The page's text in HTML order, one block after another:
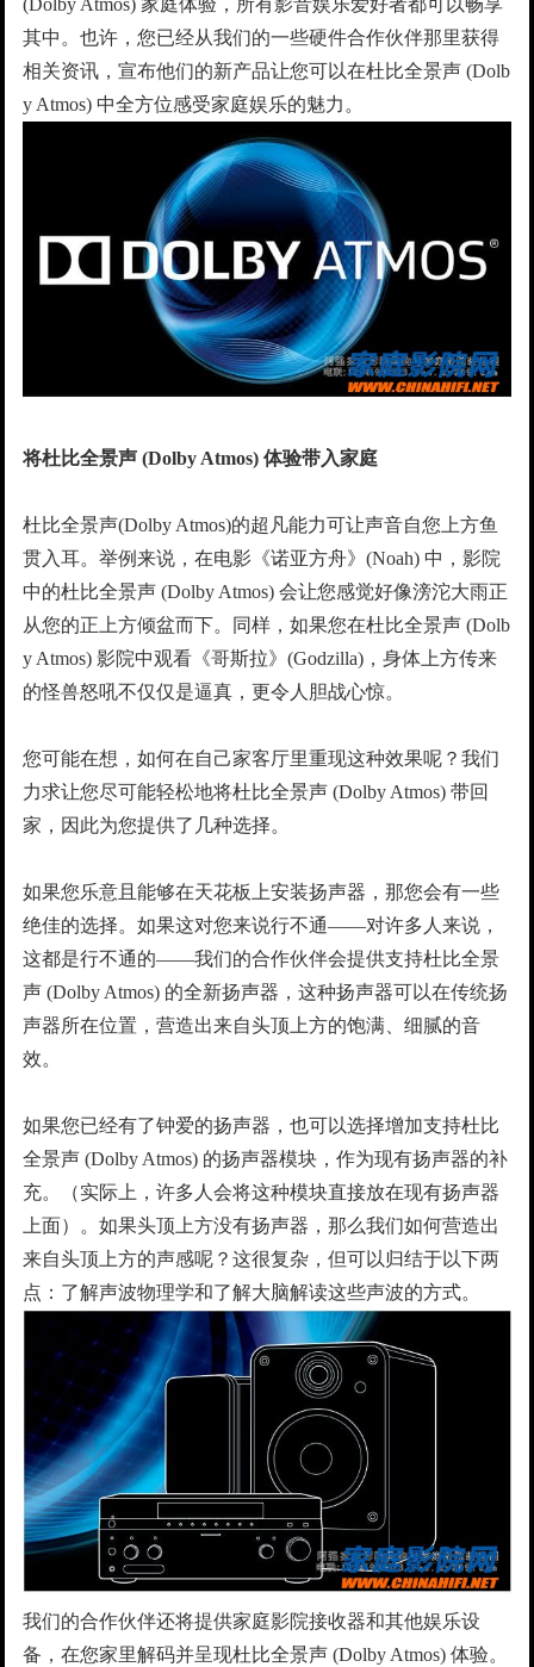
(Dolby Atmos) 家庭体验，所有影音娱乐爱好者都可以畅享
其中。也许，您已经从我们的一些硬件合作伙伴那里获得
相关资讯，宣布他们的新产品让您可以在杜比全景声 (Dolb
y Atmos) 中全方位感受家庭娱乐的魅力。
将杜比全景声 (Dolby Atmos) 体验带入家庭
杜比全景声(Dolby Atmos)的超凡能力可让声音自您上方鱼
贯入耳。举例来说，在电影《诺亚方舟》(Noah) 中，影院
中的杜比全景声 (Dolby Atmos) 会让您感觉好像滂沱大雨正
从您的正上方倾盆而下。同样，如果您在杜比全景声 (Dolb
y Atmos) 影院中观看《哥斯拉》(Godzilla)，身体上方传来
的怪兽怒吼不仅仅是逼真，更令人胆战心惊。
您可能在想，如何在自己家客厅里重现这种效果呢？我们
力求让您尽可能轻松地将杜比全景声 (Dolby Atmos) 带回
家，因此为您提供了几种选择。
如果您乐意且能够在天花板上安装扬声器，那您会有一些
绝佳的选择。如果这对您来说行不通——对许多人来说，
这都是行不通的——我们的合作伙伴会提供支持杜比全景
声 (Dolby Atmos) 的全新扬声器，这种扬声器可以在传统扬
声器所在位置，营造出来自头顶上方的饱满、细腻的音
效。
如果您已经有了钟爱的扬声器，也可以选择增加支持杜比
全景声 (Dolby Atmos) 的扬声器模块，作为现有扬声器的补
充。（实际上，许多人会将这种模块直接放在现有扬声器
上面）。如果头顶上方没有扬声器，那么我们如何营造出
来自头顶上方的声感呢？这很复杂，但可以归结于以下两
点：了解声波物理学和了解大脑解读这些声波的方式。
我们的合作伙伴还将提供家庭影院接收器和其他娱乐设
备，在您家里解码并呈现杜比全景声 (Dolby Atmos) 体验。